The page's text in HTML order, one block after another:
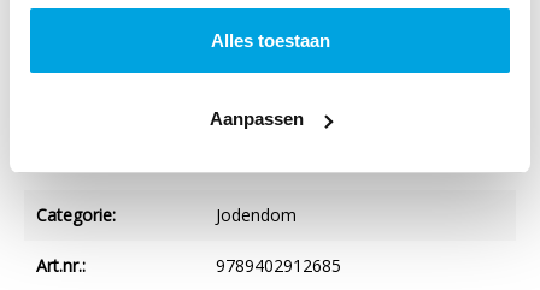
Alles toestaan
Aanpassen
Titel: Uit liefde tot het oude bondsvolk
Paperback
Categorie: Jodendom
Art.nr.: 9789402912685